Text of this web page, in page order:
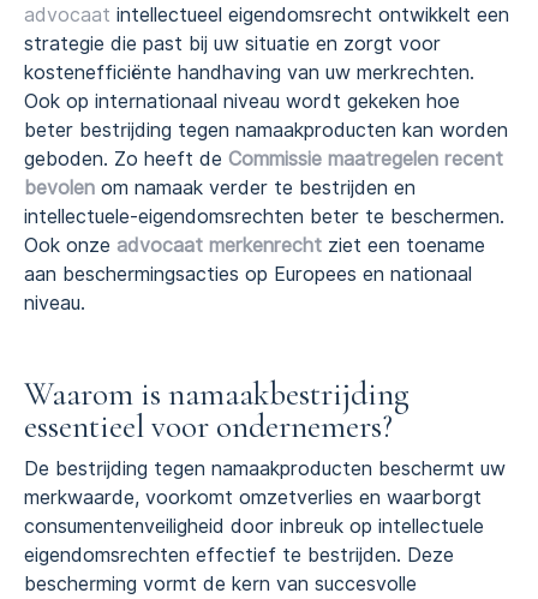
advocaat intellectueel eigendomsrecht ontwikkelt een
strategie die past bij uw situatie en zorgt voor
kostenefficiënte handhaving van uw merkrechten.
Ook op internationaal niveau wordt gekeken hoe
beter bestrijding tegen namaakproducten kan worden
geboden. Zo heeft de Commissie maatregelen recent
bevolen om namaak verder te bestrijden en
intellectuele-eigendomsrechten beter te beschermen.
Ook onze advocaat merkenrecht ziet een toename
aan beschermingsacties op Europees en nationaal
niveau.
Waarom is namaakbestrijding
essentieel voor ondernemers?
De bestrijding tegen namaakproducten beschermt uw
merkwaarde, voorkomt omzetverlies en waarborgt
consumentenveiligheid door inbreuk op intellectuele
eigendomsrechten effectief te bestrijden. Deze
bescherming vormt de kern van succesvolle